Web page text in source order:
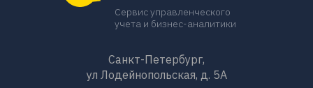
Сервис управленческого
учета и бизнес-аналитики
Санкт-Петербург,
ул Лодейнопольская, д. 5А